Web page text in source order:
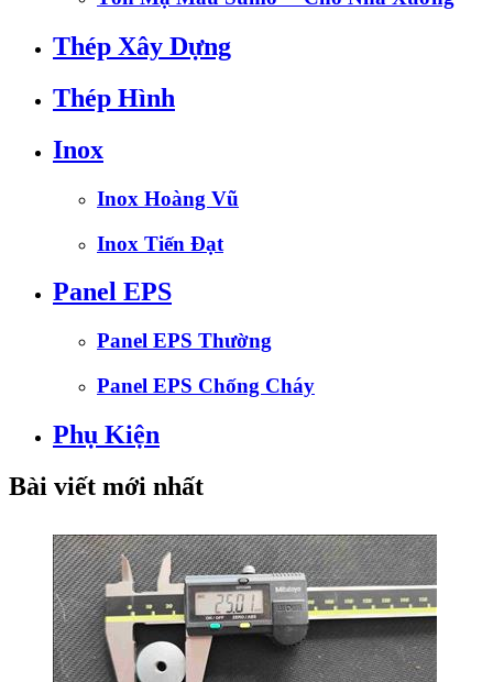
Thép Xây Dựng
Thép Hình
Inox
Inox Hoàng Vũ
Inox Tiến Đạt
Panel EPS
Panel EPS Thường
Panel EPS Chống Cháy
Phụ Kiện
Bài viết mới nhất